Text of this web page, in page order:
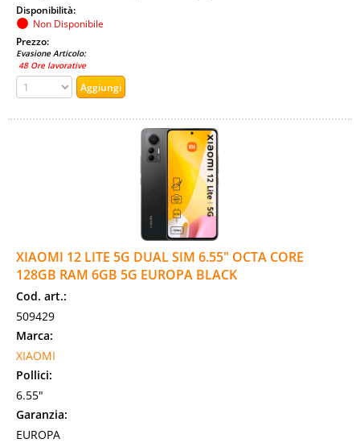
Disponibilità:
Non Disponibile
Prezzo:
Evasione Articolo:
48 Ore lavorative
XIAOMI 12 LITE 5G DUAL SIM 6.55" OCTA CORE
128GB RAM 6GB 5G EUROPA BLACK
Cod. art.:
509429
Marca:
XIAOMI
Pollici:
6.55"
Garanzia:
EUROPA